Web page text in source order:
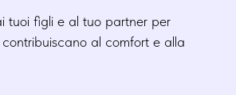
tuoi figli e al tuo partner per
al comfort e alla